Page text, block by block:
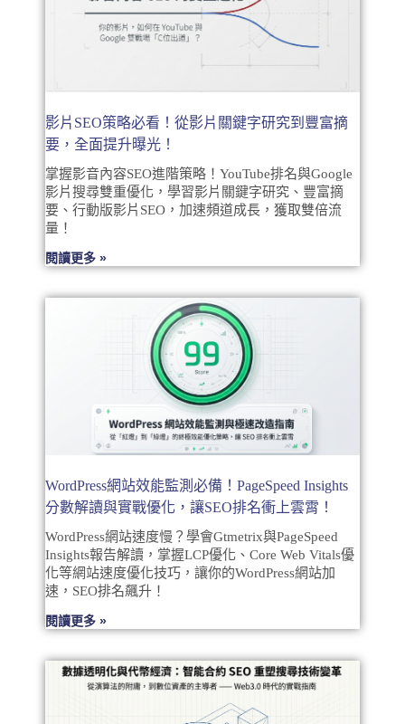
影片SEO策略必看！從影片關鍵字研究到豐富摘
要，全面提升曝光！
掌握影音內容SEO進階策略！YouTube排名與Google
影片搜尋雙重優化，學習影片關鍵字研究、豐富摘
要、行動版影片SEO，加速頻道成長，獲取雙倍流
量！
閱讀更多 »
WordPress網站效能監測必備！PageSpeed Insights
分數解讀與實戰優化，讓SEO排名衝上雲霄！
WordPress網站速度慢？學會Gtmetrix與PageSpeed
Insights報告解讀，掌握LCP優化、Core Web Vitals優
化等網站速度優化技巧，讓你的WordPress網站加
速，SEO排名飆升！
閱讀更多 »